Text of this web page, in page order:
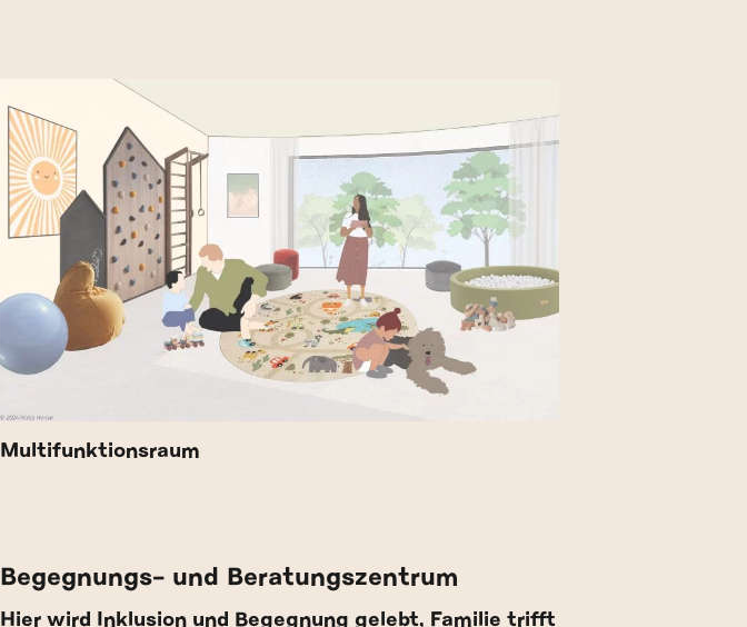
Multifunktionsraum
Begegnungs- und Beratungszentrum
Hier wird Inklusion und Begegnung gelebt, Familie trifft